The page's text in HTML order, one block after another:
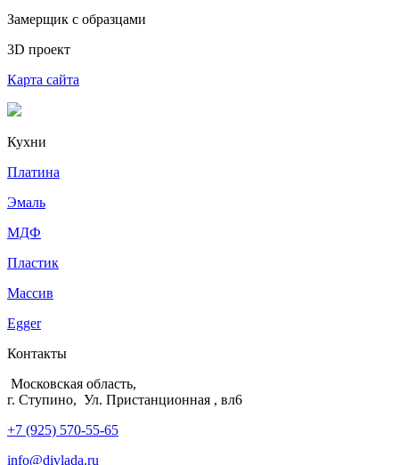
Замерщик с образцами
3D проект
Карта сайта
Кухни
Платина
Эмаль
МДФ
Пластик
Массив
Egger
Контакты
Московская область,
г. Ступино, Ул. Пристанционная , вл6
+7 (925) 570-55-65
info@divlada.ru